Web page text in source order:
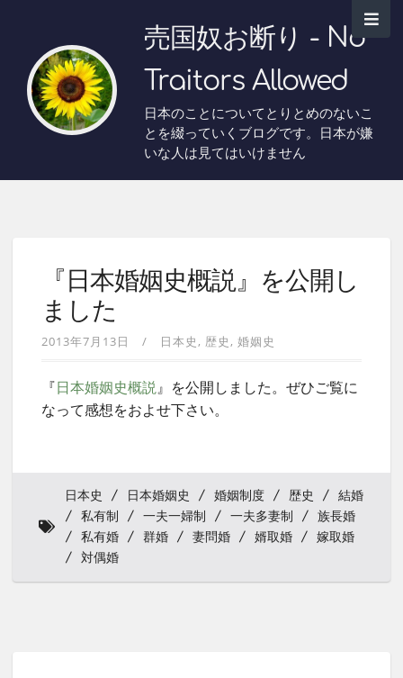
売国奴お断り - No
Traitors Allowed
日本のことについてとりとめのないこ
とを綴っていくブログです。日本が嫌
いな人は見てはいけません
『日本婚姻史概説』を公開し
ました
2013年7月13日 日本史 歴史 婚姻史
『日本婚姻史概説』を公開しました。ぜひご覧に
なって感想をおよせ下さい。
日本史 日本婚姻史 婚姻制度 歴史
結婚
私有制
一夫一婦制 一夫多妻制
族長婚
私有婚
群婚 妻問婚 婿取婚
嫁取婚
対偶婚